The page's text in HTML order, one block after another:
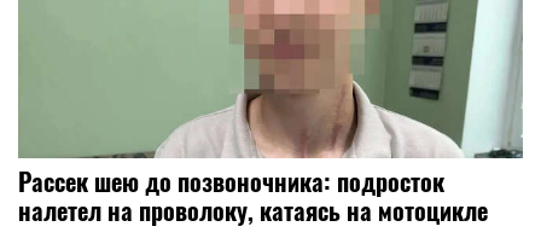
Рассек шею до позвоночника: подросток
налетел на проволоку, катаясь на мотоцикле